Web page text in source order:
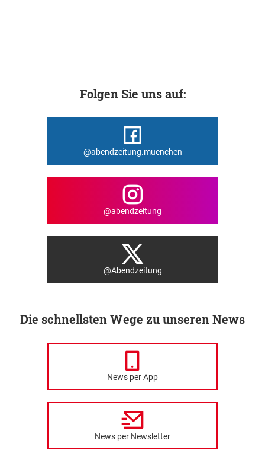
Folgen Sie uns auf:
@abendzeitung.muenchen
@abendzeitung
@Abendzeitung
Die schnellsten Wege zu unseren News
News per App
News per Newsletter